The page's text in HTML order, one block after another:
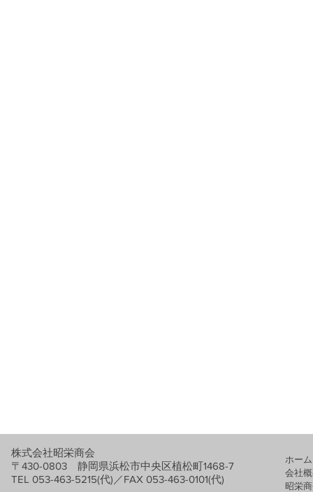
株式会社昭栄商会
〒430-0803 静岡県浜松市中央区植松町1468-7
TEL 053-463-5215(代)／FAX 053-463-0101(代)
ホーム
会社
昭栄